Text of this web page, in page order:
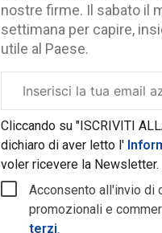
nostre firme. Il sabato il
settimana per capire,
utile al Paese.
aziendale
Cliccando su "ISCRIVITI
dichiaro di aver letto l'
voler ricevere la Newsletter.
Acconsento all'invio di
promozionali e
terzi.